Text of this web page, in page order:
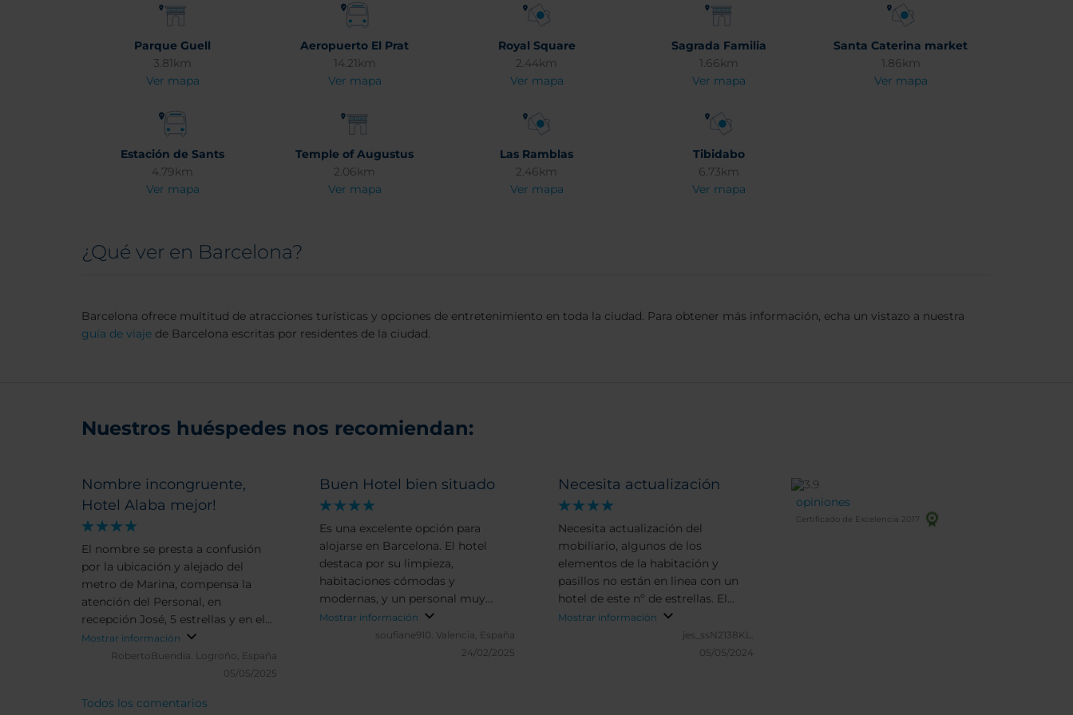
Parque Guell
3.81km
Ver mapa
Aeropuerto El Prat
14.21km
Ver mapa
Royal Square
2.44km
Ver mapa
Sagrada Familia
1.66km
Ver mapa
Santa Caterina market
1.86km
Ver mapa
Estación de Sants
4.79km
Ver mapa
Temple of Augustus
2.06km
Ver mapa
Las Ramblas
2.46km
Ver mapa
Tibidabo
6.73km
Ver mapa
¿Qué ver en Barcelona?
Barcelona ofrece multitud de atracciones turísticas y opciones de entretenimiento en toda la ciudad. Para obtener más información, echa un vistazo a nuestra
guía de viaje de Barcelona escritas por residentes de la ciudad.
Nuestros huéspedes nos recomiendan:
Nombre incongruente,
Hotel Alaba mejor!
El nombre se presta a confusión
por la ubicación y alejado del
metro de Marina, compensa la
atención del Personal, en
recepción José, 5 estrellas y en el
restaurante Carmen y Aarón el
ayudante, 5 estrellas en servicio y
Mostrar información
RobertoBuendia. Logroño, España
05/05/2025
Buen Hotel bien situado
Es una excelente opción para
alojarse en Barcelona. El hotel
destaca por su limpieza,
habitaciones cómodas y
modernas, y un personal muy
atento y profesional. Su ubicación
en el distrito tecnológico 22@
permite fácil acceso al centro de la
Mostrar información
soufiane910. Valencia, España
24/02/2025
Necesita actualización
Necesita actualización del
mobiliario, algunos de los
elementos de la habitación y
pasillos no están en linea con un
hotel de este nº de estrellas. El
acceso para el trabajo que tenia
que hacer era ideal, lo único el
acceso al hotel por la noche, con
Mostrar información
jes_ssN2138KL.
05/05/2024
opiniones
Certificado de Excelencia 2017
Todos los comentarios